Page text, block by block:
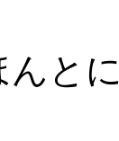
んと